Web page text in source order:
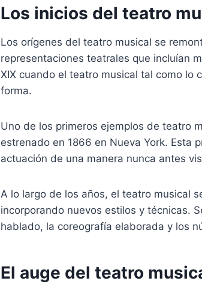
Los inicios del teatro
Los orígenes del teatro musical se
representaciones teatrales que incluían
XIX cuando el teatro musical tal como lo
forma.
Uno de los primeros ejemplos de teatro
estrenado en 1866 en Nueva York. Esta
actuación de una manera nunca antes
A lo largo de los años, el teatro musical
incorporando nuevos estilos y técnicas.
hablado, la coreografía elaborada y los
El auge del teatro